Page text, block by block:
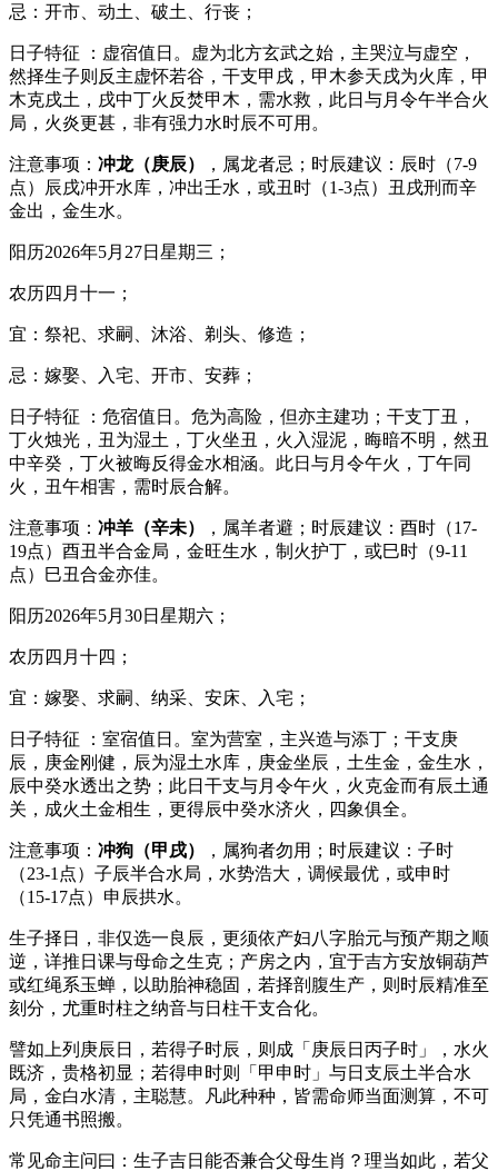
忌：开市、动土、破土、行丧；
日子特征 ：虚宿值日。虚为北方玄武之始，主哭泣与虚空，
然择生子则反主虚怀若谷，干支甲戌，甲木参天戌为火库，甲
木克戌土，戌中丁火反焚甲木，需水救，此日与月令午半合火
局，火炎更甚，非有强力水时辰不可用。
注意事项： 冲龙（庚辰）
，属龙者忌；时辰建议：辰时（7-9
点）辰戌冲开水库，冲出壬水，或丑时（1-3点）丑戌刑而辛
金出，金生水。
阳历2026年5月27日星期三；
农历四月十一；
宜：祭祀、求嗣、沐浴、剃头、修造；
忌：嫁娶、入宅、开市、安葬；
日子特征 ：危宿值日。危为高险，但亦主建功；干支丁丑，
丁火烛光，丑为湿土，丁火坐丑，火入湿泥，晦暗不明，然丑
中辛癸，丁火被晦反得金水相涵。此日与月令午火，丁午同
火，丑午相害，需时辰合解。
注意事项： 冲羊（辛未）
，属羊者避；时辰建议：酉时（17-
19点）酉丑半合金局，金旺生水，制火护丁，或巳时（9-11
点）巳丑合金亦佳。
阳历2026年5月30日星期六；
农历四月十四；
宜：嫁娶、求嗣、纳采、安床、入宅；
日子特征 ：室宿值日。室为营室，主兴造与添丁；干支庚
辰，庚金刚健，辰为湿土水库，庚金坐辰，土生金，金生水，
辰中癸水透出之势；此日干支与月令午火，火克金而有辰土通
关，成火土金相生，更得辰中癸水济火，四象俱全。
注意事项： 冲狗（甲戌）
，属狗者勿用；时辰建议：子时
（23-1点）子辰半合水局，水势浩大，调候最优，或申时
（15-17点）申辰拱水。
生子择日，非仅选一良辰，更须依产妇八字胎元与预产期之顺
逆，详推日课与母命之生克；产房之内，宜于吉方安放铜葫芦
或红绳系玉蝉，以助胎神稳固，若择剖腹生产，则时辰精准至
刻分，尤重时柱之纳音与日柱干支合化。
譬如上列庚辰日，若得子时辰，则成「庚辰日丙子时」，水火
既济，贵格初显；若得申时则「甲申时」与日支辰土半合水
局，金白水清，主聪慧。凡此种种，皆需命师当面测算，不可
只凭通书照搬。
常见命主问曰：生子吉日能否兼合父母生肖？理当如此，若父